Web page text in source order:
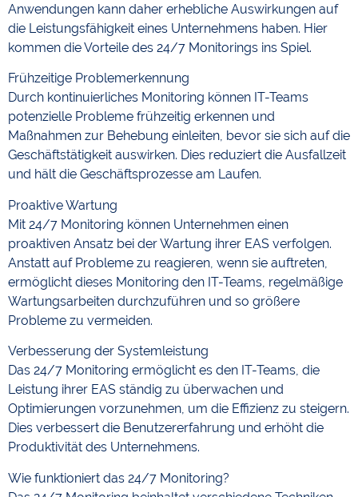
Anwendungen kann daher erhebliche Auswirkungen auf
die Leistungsfähigkeit eines Unternehmens haben. Hier
kommen die Vorteile des 24/7 Monitorings ins Spiel.
Frühzeitige Problemerkennung
Durch kontinuierliches Monitoring können IT-Teams
potenzielle Probleme frühzeitig erkennen und
Maßnahmen zur Behebung einleiten, bevor sie sich auf die
Geschäftstätigkeit auswirken. Dies reduziert die Ausfallzeit
und hält die Geschäftsprozesse am Laufen.
Proaktive Wartung
Mit 24/7 Monitoring können Unternehmen einen
proaktiven Ansatz bei der Wartung ihrer EAS verfolgen.
Anstatt auf Probleme zu reagieren, wenn sie auftreten,
ermöglicht dieses Monitoring den IT-Teams, regelmäßige
Wartungsarbeiten durchzuführen und so größere
Probleme zu vermeiden.
Verbesserung der Systemleistung
Das 24/7 Monitoring ermöglicht es den IT-Teams, die
Leistung ihrer EAS ständig zu überwachen und
Optimierungen vorzunehmen, um die Effizienz zu steigern.
Dies verbessert die Benutzererfahrung und erhöht die
Produktivität des Unternehmens.
Wie funktioniert das 24/7 Monitoring?